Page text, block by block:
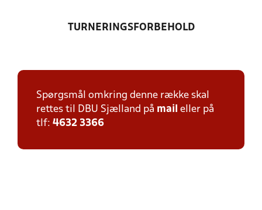
TURNERINGSFORBEHOLD
Spørgsmål omkring denne række skal
rettes til DBU Sjælland på mail eller på
tlf: 4632 3366